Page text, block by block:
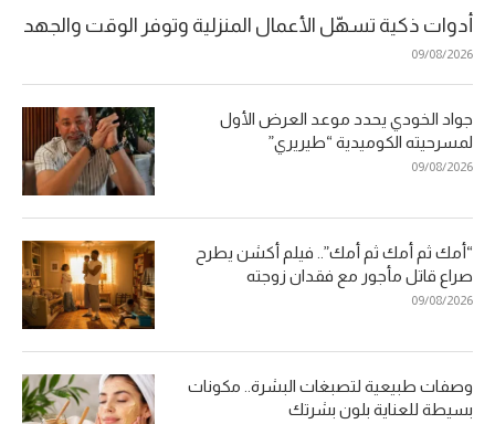
أدوات ذكية تسهّل الأعمال المنزلية وتوفر الوقت والجهد
09/08/2026
جواد الخودي يحدد موعد العرض الأول
لمسرحيته الكوميدية “طيريري”
09/08/2026
“أمك ثم أمك ثم أمك”.. فيلم أكشن يطرح
صراع قاتل مأجور مع فقدان زوجته
09/08/2026
وصفات طبيعية لتصبغات البشرة.. مكونات
بسيطة للعناية بلون بشرتك